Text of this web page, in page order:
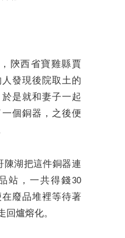
陝西省寶雞縣賈
發現後院取土的
是就和妻子一起
個銅器，之後便
陳湖把這件銅器連
站，一共得錢30
廢品堆裡等待著
回爐熔化。